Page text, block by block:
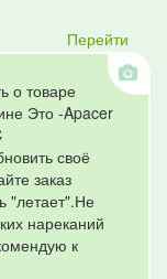
Перейти
о товаре
Это -Apacer
своё
заказ
"летает".Не
нареканий
к